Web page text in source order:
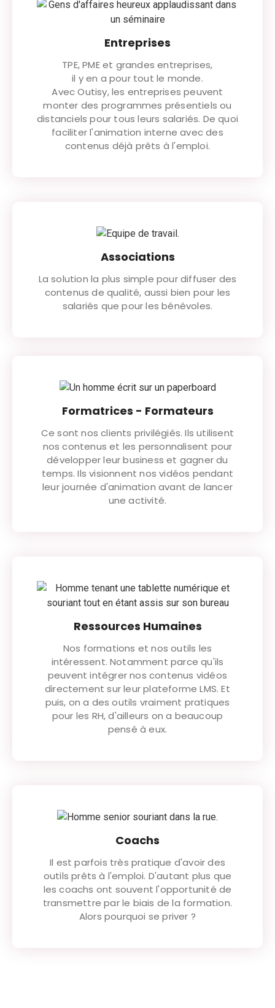
Entreprises
TPE, PME et grandes entreprises,
il y en a pour tout le monde.
Avec Outisy, les entreprises peuvent
monter des programmes présentiels ou
distanciels pour tous leurs salariés. De quoi
faciliter l'animation interne avec des
contenus déjà prêts à l'emploi.
Associations
La solution la plus simple pour diffuser des
contenus de qualité, aussi bien pour les
salariés que pour les bénévoles.
Formatrices - Formateurs
Ce sont nos clients privilégiés. Ils utilisent
nos contenus et les personnalisent pour
développer leur business et gagner du
temps. Ils visionnent nos vidéos pendant
leur journée d'animation avant de lancer
une activité.
Ressources Humaines
Nos formations et nos outils les
intéressent. Notamment parce qu'ils
peuvent intégrer nos contenus vidéos
directement sur leur plateforme LMS. Et
puis, on a des outils vraiment pratiques
pour les RH, d'ailleurs on a beaucoup
pensé à eux.
Coachs
Il est parfois très pratique d'avoir des
outils prêts à l'emploi. D'autant plus que
les coachs ont souvent l'opportunité de
transmettre par le biais de la formation.
Alors pourquoi se priver ?